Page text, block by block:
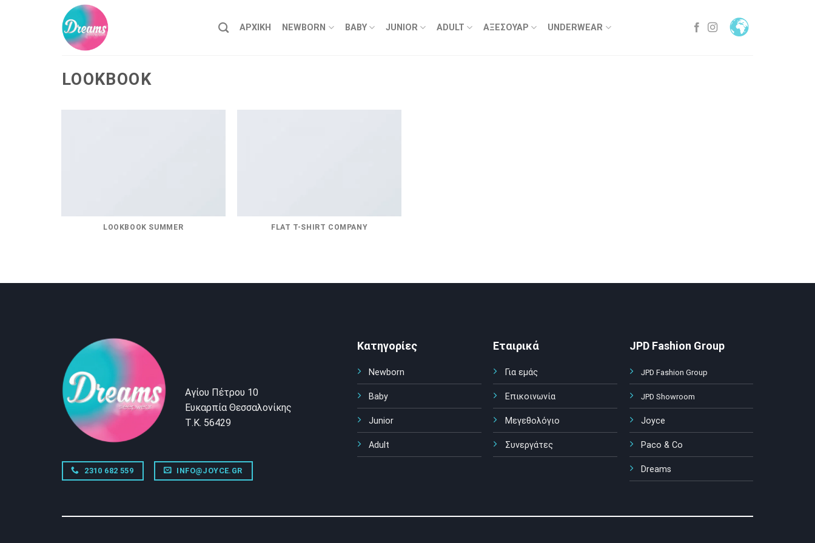
ΑΡΧΙΚΗ NEWBORN BABY JUNIOR ADULT ΑΞΕΣΟΥΑΡ UNDERWEAR
LOOKBOOK
LOOKBOOK SUMMER FLAT T-SHIRT COMPANY
Αγίου Πέτρου 10
Ευκαρπία Θεσσαλονίκης
Τ.Κ. 56429
2310 682 559 INFO@JOYCE.GR
Κατηγορίες
Newborn
Baby
Junior
Adult
Εταιρικά
Για εμάς
Επικοινωνία
Μεγεθολόγιο
Συνεργάτες
JPD Fashion Group
JPD Fashion Group
JPD Showroom
Joyce
Paco & Co
Dreams